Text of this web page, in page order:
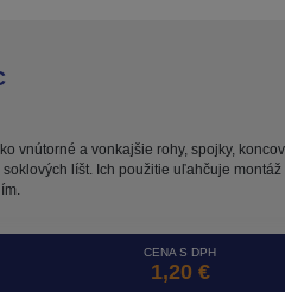
vnútorné a vonkajšie rohy, spojky,
líšt. Ich použitie uľahčuje montáž
CENA S DPH
1,20 €